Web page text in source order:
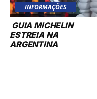
INFORMAÇÕES
GUIA MICHELIN
ESTREIA NA
ARGENTINA